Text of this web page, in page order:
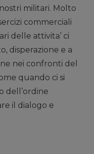
militari. Molto
commerciali
delle attivita’ ci
disperazione e a
nei confronti del
quando ci si
dell’ordine
il dialogo e